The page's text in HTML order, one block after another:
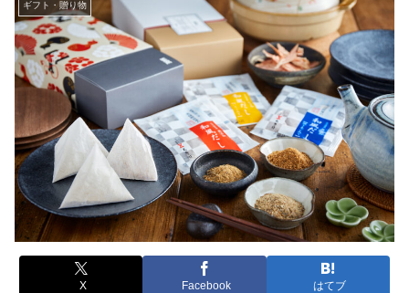
ギフト・贈り物
X Facebook はてブ